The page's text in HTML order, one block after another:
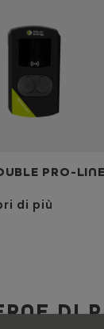
PRO-LINE
di più
DI